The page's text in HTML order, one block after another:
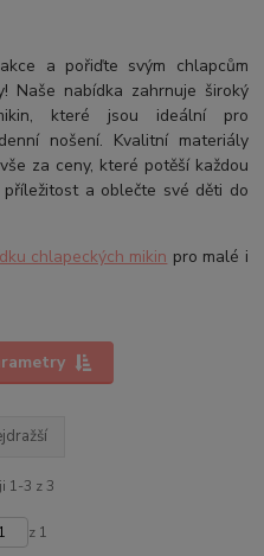
a pořiďte svým chlapcům
Naše nabídka zahrnuje široký
které jsou ideální pro
nošení. Kvalitní materiály
za ceny, které potěší každou
a oblečte své děti do
chlapeckých mikin pro malé i
1-3 z 3
z 1